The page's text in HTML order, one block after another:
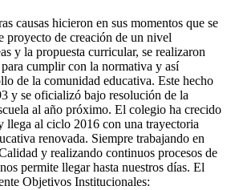
causas hicieron en sus momentos que se
proyecto de creación de un nivel
y la propuesta curricular, se realizaron
para cumplir con la normativa y así
de la comunidad educativa. Este hecho
y se oficializó bajo resolución de la
al año próximo. El colegio ha crecido
llega al ciclo 2016 con una trayectoria
renovada. Siempre trabajando en
y realizando continuos procesos de
permite llegar hasta nuestros días. El
Objetivos Institucionales: